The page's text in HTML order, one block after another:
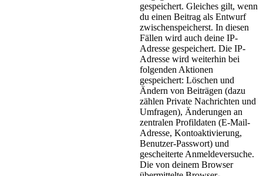
gespeichert. Gleiches gilt, wenn
du einen Beitrag als Entwurf
zwischenspeicherst. In diesen
Fällen wird auch deine IP-
Adresse gespeichert. Die IP-
Adresse wird weiterhin bei
folgenden Aktionen
gespeichert: Löschen und
Ändern von Beiträgen (dazu
zählen Private Nachrichten und
Umfragen), Änderungen an
zentralen Profildaten (E-Mail-
Adresse, Kontoaktivierung,
Benutzer-Passwort) und
gescheiterte Anmeldeversuche.
Die von deinem Browser